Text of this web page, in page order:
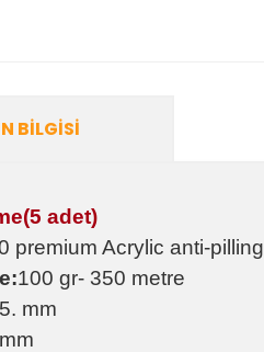
BILGISI
adet)
premium Acrylic anti-pilling
100 gr- 350 metre
mm